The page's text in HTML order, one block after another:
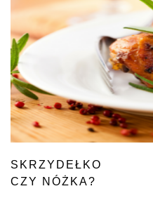
SKRZYDEŁKO
CZY NÓŻKA?